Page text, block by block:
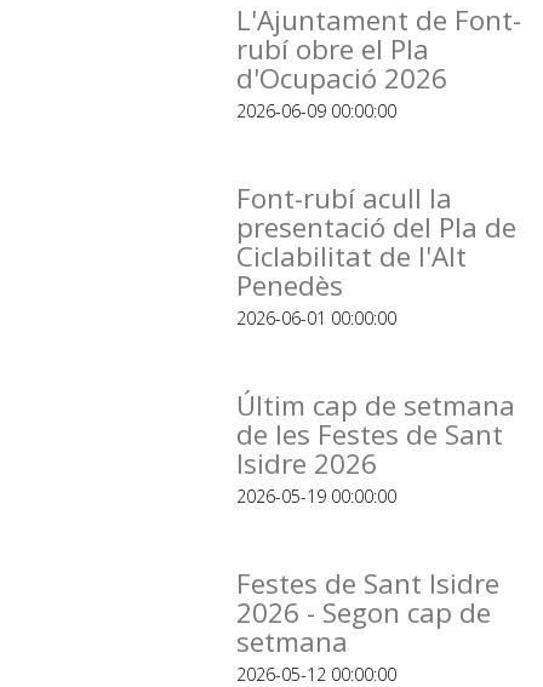
L'Ajuntament de Font-
rubí obre el Pla
d'Ocupació 2026
2026-06-09 00:00:00
Font-rubí acull la
presentació del Pla de
Ciclabilitat de l'Alt
Penedès
2026-06-01 00:00:00
Últim cap de setmana
de les Festes de Sant
Isidre 2026
2026-05-19 00:00:00
Festes de Sant Isidre
2026 - Segon cap de
setmana
2026-05-12 00:00:00